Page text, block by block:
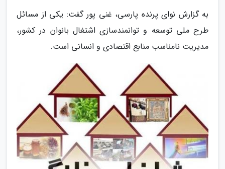
به گزارش نوای پرنده پارسی، غنی پور گفت: یکی از مسائل
طرح ملی توسعه و توانمندسازی اشتغال بانوان در کشور،
مدیریت نامناسب منابع اقتصادی و انسانی است.